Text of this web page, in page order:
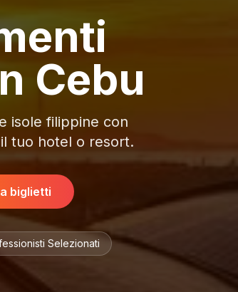
Cebu
isole filippine con
tuo hotel o resort.
biglietti
Selezionati